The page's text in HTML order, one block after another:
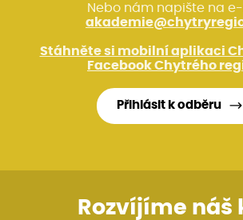
Nebo nám napište na
Stáhněte si mobilní aplikaci
Facebook Chytrého
Přihlásit k odběru
Rozvíjíme náš